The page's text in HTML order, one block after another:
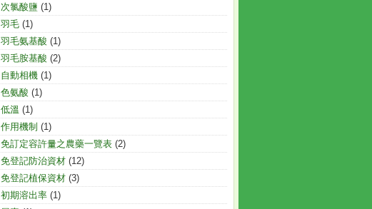
次氯酸鹽 (1)
羽毛 (1)
羽毛氨基酸 (1)
羽毛胺基酸 (2)
自動相機 (1)
色氨酸 (1)
低溫 (1)
作用機制 (1)
免訂定容許量之農藥一覽表 (2)
免登記防治資材 (12)
免登記植保資材 (3)
初期溶出率 (1)